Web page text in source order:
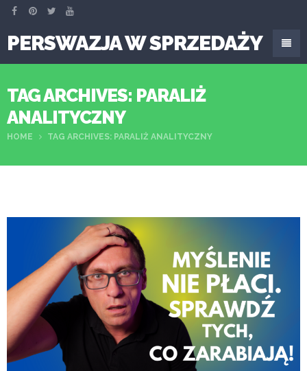
PERSWAZJA W SPRZEDAŻY
TAG ARCHIVES: PARALIŻ
ANALITYCZNY
HOME TAG ARCHIVES: PARALIŻ ANALITYCZNY